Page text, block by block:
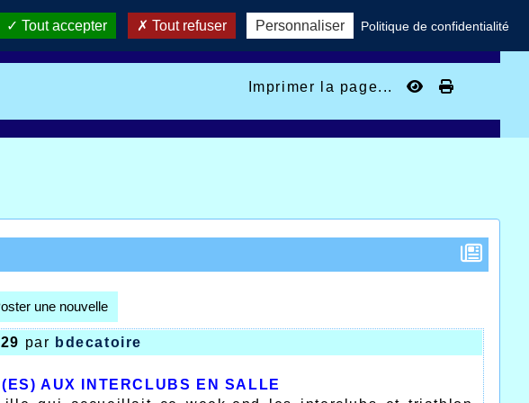
Imprimer la page...
une nouvelle
par bdecatoire
AUX INTERCLUBS EN SALLE
Tout accepter Tout refuser Personnaliser Politique de confidentialité